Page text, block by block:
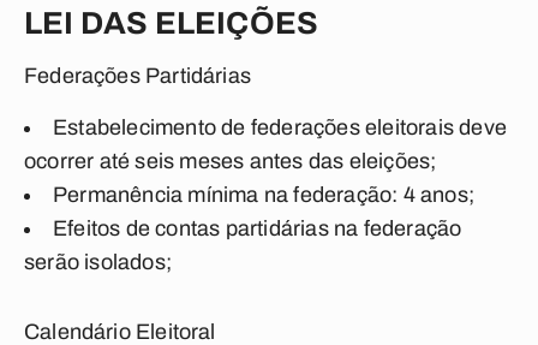
LEI DAS ELEIÇÕES
Federações Partidárias
Estabelecimento de federações eleitorais deve
ocorrer até seis meses antes das eleições;
Permanência mínima na federação: 4 anos;
Efeitos de contas partidárias na federação
serão isolados;
Calendário Eleitoral